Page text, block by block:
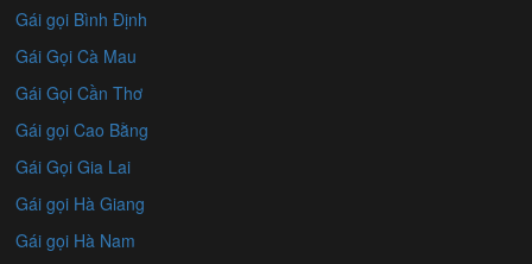
Gái gọi Bình Định
Gái Gọi Cà Mau
Gái Gọi Cần Thơ
Gái gọi Cao Bằng
Gái Gọi Gia Lai
Gái gọi Hà Giang
Gái gọi Hà Nam